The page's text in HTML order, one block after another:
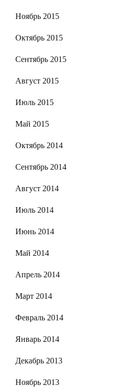
Ноябрь 2015
Октябрь 2015
Сентябрь 2015
Август 2015
Июль 2015
Май 2015
Октябрь 2014
Сентябрь 2014
Август 2014
Июль 2014
Июнь 2014
Май 2014
Апрель 2014
Март 2014
Февраль 2014
Январь 2014
Декабрь 2013
Ноябрь 2013